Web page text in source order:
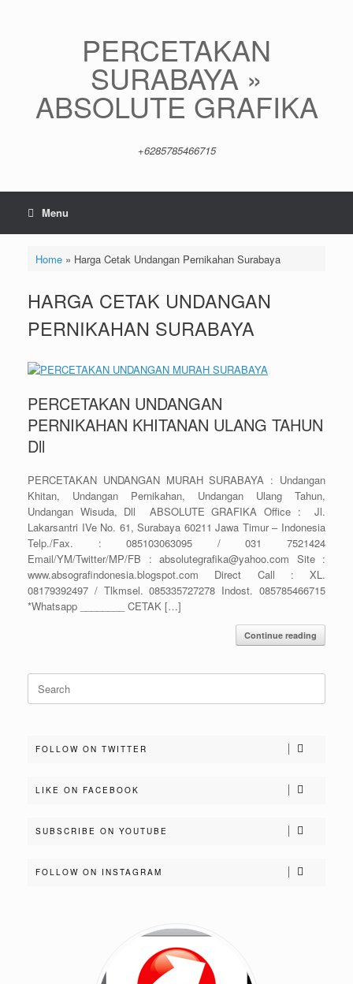
PERCETAKAN
SURABAYA »
ABSOLUTE GRAFIKA
+6285785466715
Menu
Home» Harga Cetak Undangan Pernikahan Surabaya
HARGA CETAK UNDANGAN
PERNIKAHAN SURABAYA
PERCETAKAN UNDANGAN
PERNIKAHAN KHITANAN ULANG TAHUN
Dll
PERCETAKAN UNDANGAN MURAH SURABAYA : Undangan
Khitan, Undangan Pernikahan, Undangan Ulang Tahun,
Undangan Wisuda, Dll ABSOLUTE GRAFIKA Office : Jl.
Lakarsantri IVe No. 61, Surabaya 60211 Jawa Timur – Indonesia
Telp./Fax. : 085103063095 / 031 7521424
Email/YM/Twitter/MP/FB : absolutegrafika@yahoo.com Site :
www.absografindonesia.blogspot.com Direct Call : XL.
08179392497 / Tlkmsel. 085335727278 Indost. 085785466715
*Whatsapp ________ CETAK […]
Continue reading
Search
for:
FOLLOW ON TWITTER
LIKE ON FACEBOOK
SUBSCRIBE ON YOUTUBE
FOLLOW ON INSTAGRAM